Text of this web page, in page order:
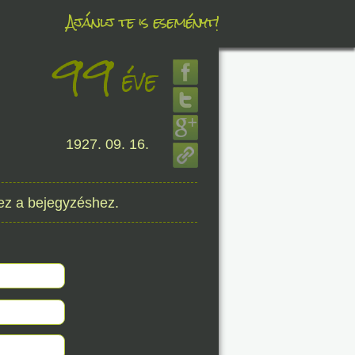
Ajánlj te is eseményt!
99éve
1927. 09. 16.
a bejegyzéshez.